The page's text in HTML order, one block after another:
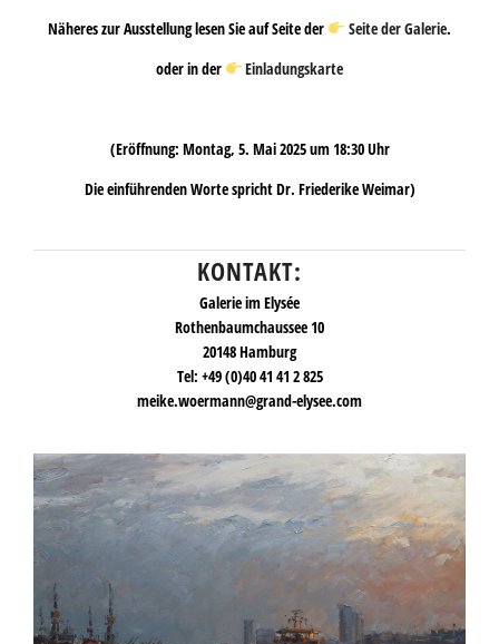
Näheres zur Ausstellung lesen Sie auf Seite der
Seite der Galerie.
oder in der
Einladungskarte
(Eröffnung: Montag, 5. Mai 2025 um 18:30 Uhr
Die einführenden Worte spricht Dr. Friederike Weimar)
KONTAKT:
Galerie im Elysée
Rothenbaumchaussee 10
20148 Hamburg
Tel: +49 (0)40 41 41 2 825
meike.woermann@grand-elysee.com